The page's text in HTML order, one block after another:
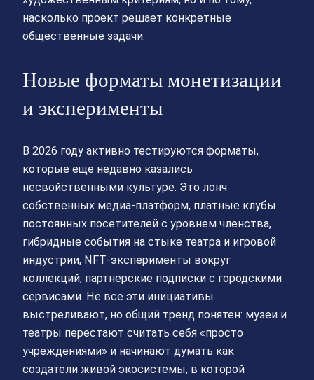
насколько проект решает конкретные
общественные задачи.
Новые форматы монетизации
и эксперименты
В 2026 году активно тестируются форматы,
которые еще недавно казались
несвойственными культуре. Это лонч
собственных медиа‑платформ, платные клубы
постоянных посетителей с уровнем членства,
гибридные события на стыке театра и игровой
индустрии, NFT‑эксперименты вокруг
коллекций, партнерские подписки с городскими
сервисами. Не все эти инициативы
выстреливают, но общий тренд понятен: музеи и
театры перестают считать себя «просто
учреждениями» и начинают думать как
создатели живой экосистемы, в которой